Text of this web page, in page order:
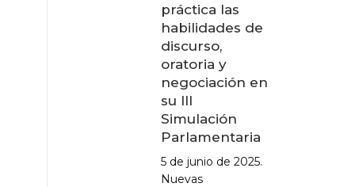
práctica las
habilidades de
discurso,
oratoria y
negociación en
su III
Simulación
Parlamentaria
5 de junio de 2025.
Nuevas